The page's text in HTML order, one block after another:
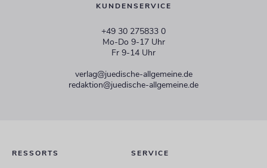
KUNDENSERVICE
+49 30 275833 0
Mo-Do 9-17 Uhr
Fr 9-14 Uhr
verlag@juedische-allgemeine.de
redaktion@juedische-allgemeine.de
RESSORTS SERVICE